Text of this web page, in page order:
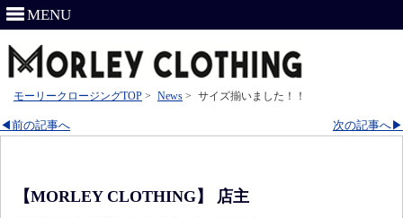
MENU
モーリークロージングTOP > News > サイズ揃いました！！
次の記事へ▶
◀前の記事へ
【MORLEY CLOTHING】 店主